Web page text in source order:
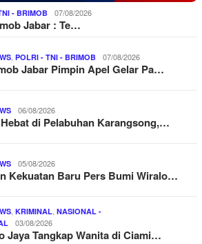
- BRIMOB 07/08/2026
Jabar : Te…
, POLRI - TNI - BRIMOB 07/08/2026
Jabar Pimpin Apel Gelar Pa…
06/08/2026
di Pelabuhan Karangsong,…
05/08/2026
Kekuatan Baru Pers Bumi Wiralo…
, KRIMINAL, NASIONAL -
03/08/2026
Jaya Tangkap Wanita di Ciami…